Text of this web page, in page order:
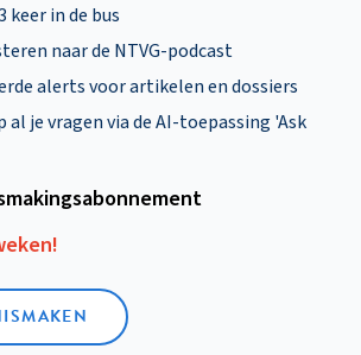
in de bus
naar de NTVG-podcast
alerts voor artikelen en dossiers
je vragen via de AI-toepassing 'Ask